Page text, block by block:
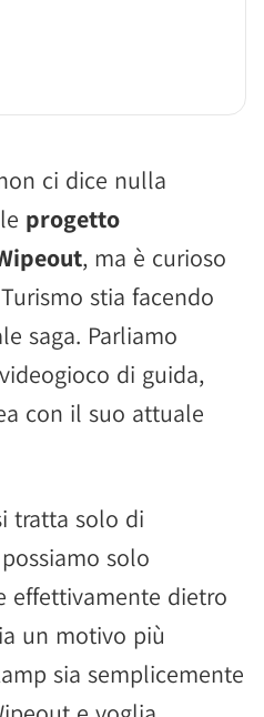
ci dice nulla
progetto
, ma è curioso
stia facendo
saga. Parliamo
di guida,
con il suo attuale
tratta solo di
solo
effettivamente dietro
un motivo più
sia semplicemente